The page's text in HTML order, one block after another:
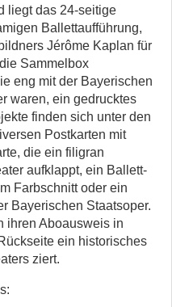
liegt das 24-seitige
Ballettaufführung,
Jérôme Kaplan für
Sammelbox
eng mit der Bayerischen
waren, ein gedrucktes
finden sich unter den
Postkarten mit
die ein filigran
aufklappt, ein Ballett-
Farbschnitt oder ein
Bayerischen Staatsoper.
ihren Aboausweis in
ein historisches
ziert.